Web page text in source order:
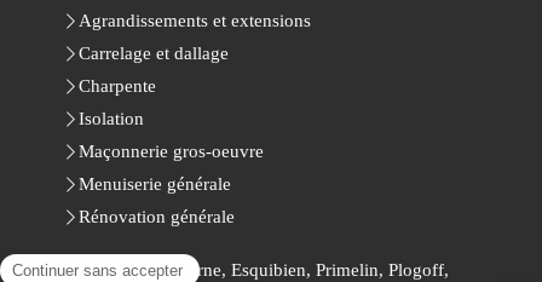
Agrandissements et extensions
Carrelage et dallage
Charpente
Isolation
Maçonnerie gros-oeuvre
Menuiserie générale
Rénovation générale
Pont-Croix, Audierne, Esquibien, Primelin, Plogoff,